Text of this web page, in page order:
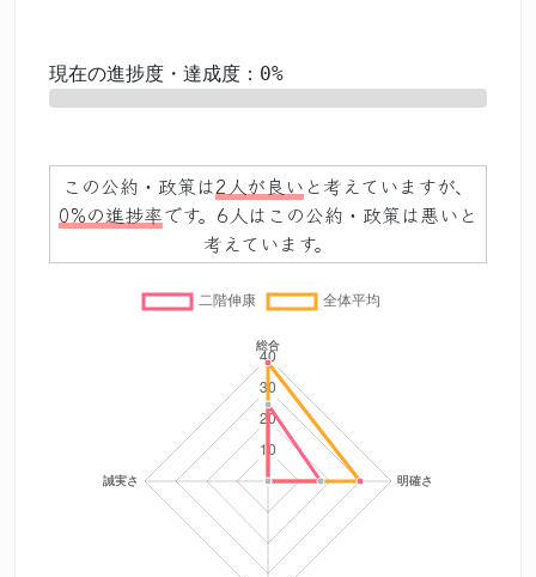
現在の進捗度・達成度：0%
この公約・政策は2人が良い と考えていますが、
0%の進捗率です。6人はこの公約・政策は悪いと
考えています。